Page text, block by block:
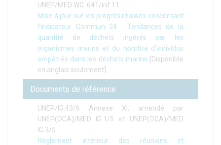
UNEP/MED WG. 641/inf.11
Mise à jour sur les progrès réalisés concernant
l’Indicateur Commun 24 : Tendances de la
quantité de déchets ingérés par les
organismes marins et du nombre d’individus
empêtrés dans les déchets marins [Disponible
en anglais seulement]
Documents de référence
UNEP/IG.43/6 Annexe XI, amendé par
UNEP(OCA)/MED IG.1/5 et UNEP(OCA)/MED
IG.3/5
Règlement intérieur des réunions et